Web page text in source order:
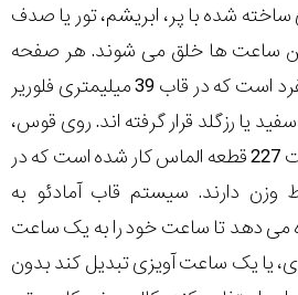
شده با پر، ابریشم، تور یا صدف
ساعت ها خلق می شوند. هر صفحه
یک قطعۀ منحصربفرد است که در قاب 39 میلیمتری فلوریر
یا رزگلد قرار گرفته اند. روی قوس،
قاب و لبه های ساعت 227 قطعه الماس کار شده است که در
71/1 قیراط وزن دارند. سیستم قاب آمادئو به
می دهد تا ساعت خود را به یک ساعت
یا یک ساعت آویزی تبدیل کند بدون